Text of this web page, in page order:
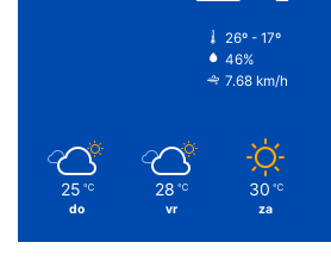
26º - 17º
46%
7.68 km/h
25 ℃
do
28 ℃
vr
30 ℃
za